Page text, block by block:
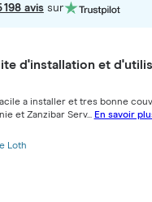
198 avissur
d'installation et
a installer et tres bonne
et Zanzibar Serv... En savoir
Loth